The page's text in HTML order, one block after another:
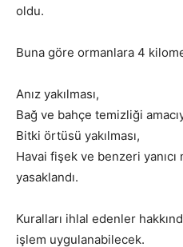
oldu.
Buna göre ormanlara 4
Anız yakılması,
Bağ ve bahçe temizliği
Bitki örtüsü yakılması,
Havai fişek ve benzeri yanıcı
yasaklandı.
Kuralları ihlal edenler
işlem uygulanabilecek.